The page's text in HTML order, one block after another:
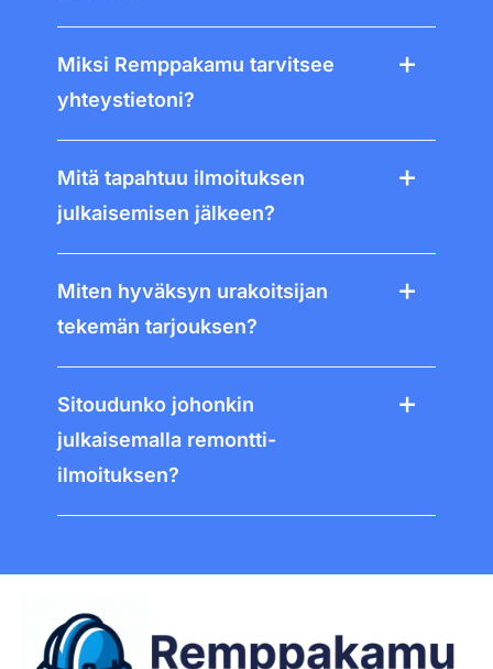
Miksi Remppakamu tarvitsee
yhteystietoni?
Mitä tapahtuu ilmoituksen
julkaisemisen jälkeen?
Miten hyväksyn urakoitsijan
tekemän tarjouksen?
Sitoudunko johonkin
julkaisemalla remontti-
ilmoituksen?